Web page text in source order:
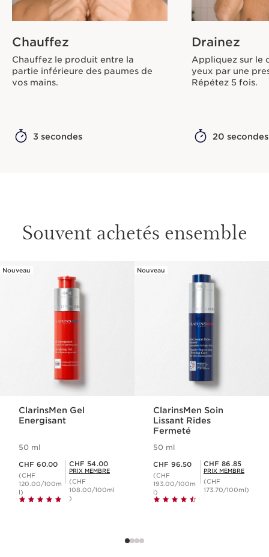
Chauffez
Chauffez le produit entre la
partie inférieure des paumes de
vos mains.
3 secondes
Drainez
Appliquez sur le
yeux par une
Répétez 5 fois.
20 secondes
Souvent achetés ensemble
ALLER AU CONTENU
Nouveau
ClarinsMen Gel
Energisant
50 ml
CHF 60.00
(CHF
120.00/100m
l)
Prix Sérénité CHF 54.00
CHF 54.00
PRIX MEMBRE
(CHF
108.00/100ml
)
Nouveau
ClarinsMen Soin
Lissant Rides
Fermeté
50 ml
CHF 96.50
(CHF
193.00/100m
l)
Prix Sérénité CHF 86.85
CHF 86.85
PRIX MEMBRE
(CHF
173.70/100ml)